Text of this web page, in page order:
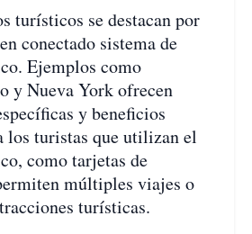
turísticos se destacan por
conectado sistema de
Ejemplos como
y Nueva York ofrecen
y beneficios
los turistas que utilizan el
como tarjetas de
múltiples viajes o
turísticas.